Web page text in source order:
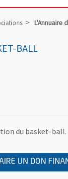
L'Annuaire
BALL
du basket-ball.
UN DON